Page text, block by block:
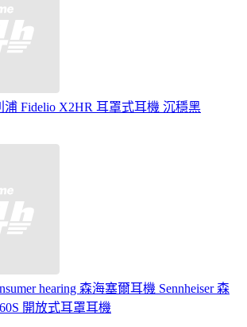
浦 Fidelio X2HR 耳罩式耳機 沉穩黑
hearing 森海塞爾耳機 Sennheiser 森
開放式耳罩耳機